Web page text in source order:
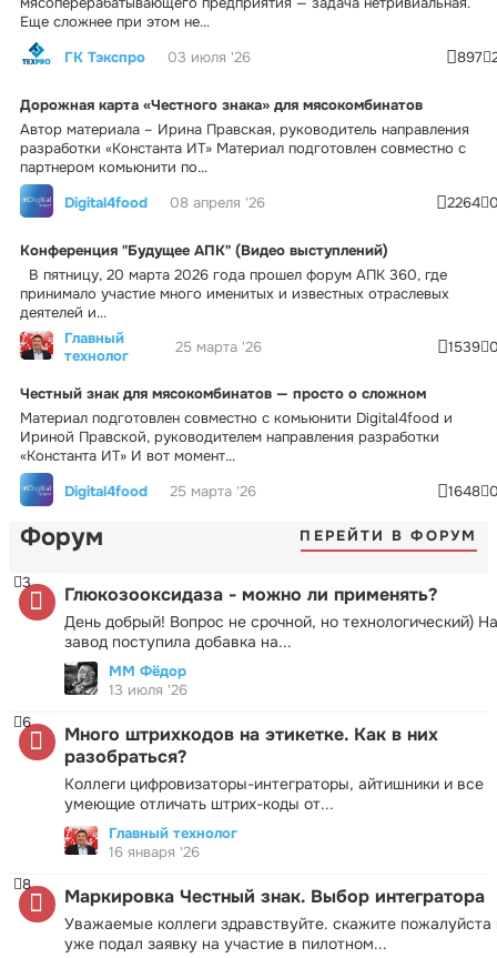
Еще сложнее при этом не...
ГК Тэкспро
03 июля '26 897
Дорожная карта «Честного знака» для мясокомбинатов
Автор материала – Ирина Правская, руководитель направления
разработки «Константа ИТ» Материал подготовлен совместно с
партнером комьюнити по...
Digital4food
08 апреля '26 2264
Конференция "Будущее АПК" (Видео выступлений)
В пятницу, 20 марта 2026 года прошел форум АПК 360, где
принимало участие много именитых и известных отраслевых
деятелей и...
Главный
технолог
25 марта '26 1539
Честный знак для мясокомбинатов — просто о сложном
Материал подготовлен совместно с комьюнити Digital4food и
Ириной Правской, руководителем направления разработки
«Константа ИТ» И вот момент...
Digital4food
25 марта '26 1648
Форум ПЕРЕЙТИ В ФОРУМ
Глюкозооксидаза - можно ли применять?
День добрый! Вопрос не срочной, но технологический) На
завод поступила добавка на...
3
ММ Фёдор
13 июля '26
Много штрихкодов на этикетке. Как в них
разобраться?
Коллеги цифровизаторы-интеграторы, айтишники и все
умеющие отличать штрих-коды от...
6
Главный технолог
16 января '26
Маркировка Честный знак. Выбор интегратора
Уважаемые коллеги здравствуйте. скажите пожалуйста
уже подал заявку на участие в пилотном...
8